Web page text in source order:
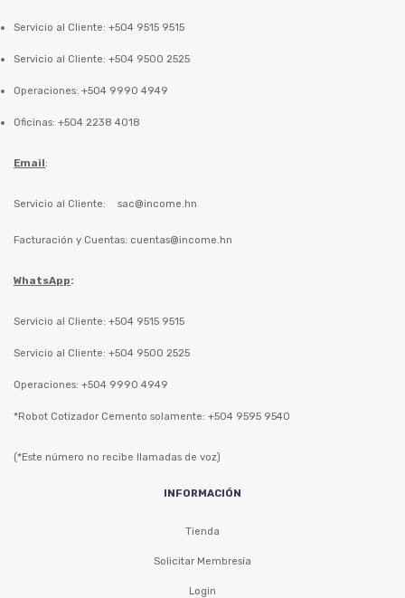
Servicio al Cliente: +504 9515 9515
Servicio al Cliente: +504 9500 2525
Operaciones: +504 9990 4949
Oficinas: +504 2238 4018
Email:
Servicio al Cliente: sac@income.hn
Facturación y Cuentas: cuentas@income.hn
WhatsApp:
Servicio al Cliente: +504 9515 9515
Servicio al Cliente: +504 9500 2525
Operaciones: +504 9990 4949
*Robot Cotizador Cemento solamente: +504 9595 9540
(*Este número no recibe llamadas de voz)
INFORMACIÓN
Tienda
Solicitar Membresía
Login